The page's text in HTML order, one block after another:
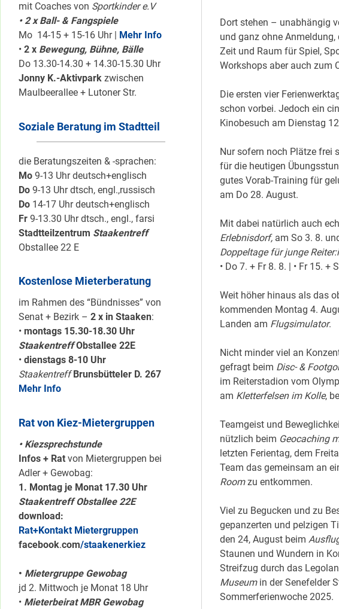
Dort stehen – unabhängig
und ganz ohne
Zeit und Raum für Spiel,
Workshops aber auch zum
Die ersten vier
schon vorbei. Jedoch ein
Kinobesuch am Dienstag
Nur sofern noch Plätze frei
für die heutigen
gutes Vorab-Training für
am Do 28. August.
Mit dabei natürlich auch
Erlebnisdorf,am So 3. 8.
Doppeltage für junge
• Do 7. + Fr 8. 8. | • Fr 15. +
Weit höher hinaus als das
kommenden Montag 4.
Landen am Flugsimulator.
Nicht minder viel an
gefragt beim Disc- &
im Reiterstadion vom
am Kletterfelsen im Kolle,
Teamgeist und
nützlich beim Geocaching
letzten Ferientag, dem
Team das gemeinsam an
Roomzu entkommen.
Viel zu Begucken und zu
gepanzerten und pelzigen
den 24, August beim
Staunen und Wundern in
Streifzug durch das
Museumin der Senefelder
Sommerferienwoche 2025.
mit Coaches von Sportkinder e.V
• 2 x Ball- & Fangspiele
Mo 14-15 + 15-16 Uhr |
Mehr Info
• 2 x Bewegung, Bühne, Bälle
Do 13.30-14.30 + 14.30-15.30 Uhr
Jonny K.-Aktivpark zwischen
Maulbeerallee + Lutoner Str.
Soziale Beratung im Stadtteil
die Beratungszeiten & -sprachen:
Mo 9-13 Uhr deutsch+englisch
Do 9-13 Uhr dtsch, engl.,russisch
Do 14-17 Uhr deutsch+englisch
Fr 9-13.30 Uhr dtsch., engl., farsi
Stadtteilzentrum Staakentreff
Obstallee 22 E
Kostenlose Mieterberatung
im Rahmen des “Bündnisses” von
Senat + Bezirk – 2 x in Staaken:
• montags 15.30-18.30 Uhr
Staakentreff Obstallee 22E
• dienstags 8-10 Uhr
Staakentreff Brunsbütteler D. 267
Mehr Info
Rat von Kiez-Mietergruppen
• Kiezsprechstunde
Infos + Rat von Mietergruppen bei
Adler + Gewobag:
1. Montag je Monat 17.30 Uhr
Staakentreff Obstallee 22E
download:
Rat+Kontakt Mietergruppen
facebook.com/staakenerkiez
• Mietergruppe Gewobag
jd 2. Mittwoch je Monat 18 Uhr
• Mieterbeirat MBR Gewobag